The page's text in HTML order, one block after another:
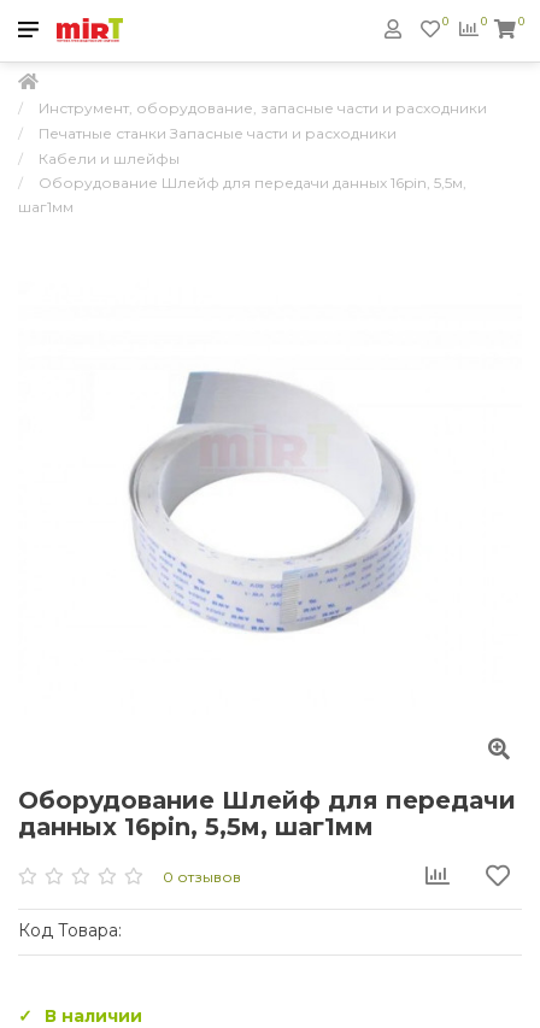
0
0 0
Инструмент, оборудование, запасные части и расходники
Печатные станки Запасные части и расходники
Кабели и шлейфы
Оборудование Шлейф для передачи данных 16pin, 5,5м,
шаг1мм
Оборудование Шлейф для передачи
данных 16pin, 5,5м, шаг1мм
0 отзывов
Код Товара:
В наличии